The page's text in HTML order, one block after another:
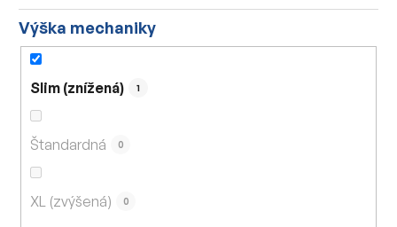
Výška mechaniky
Slim (znížená) 1
Štandardná 0
XL (zvýšená) 0